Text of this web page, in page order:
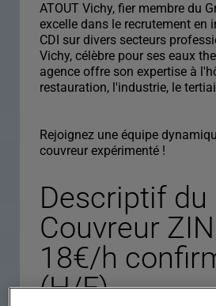
ATOUT Vichy, fier membre du
excelle dans le recrutement en
CDI sur divers secteurs
Vichy, célèbre pour ses eaux
agence offre son expertise à
restauration, l'industrie, le
Rejoignez une équipe
couvreur expérimenté !
Descriptif du
Couvreur
18€/h
(H/F)